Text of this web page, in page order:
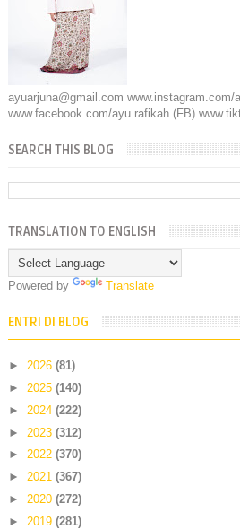
ayuarjuna@gmail.com www.instagram.com/
www.facebook.com/ayu.rafikah (FB)
SEARCH THIS BLOG
TRANSLATION TO ENGLISH
Powered by Translate
ENTRI DI BLOG
► 2026 (81)
► 2025 (140)
► 2024 (222)
► 2023 (312)
► 2022 (370)
► 2021 (367)
► 2020 (272)
► 2019 (281)